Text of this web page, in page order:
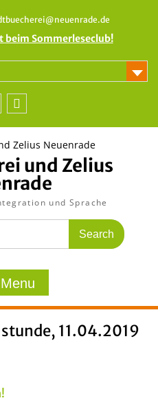
beim Sommerleseclub!
und Zelius
und Sprache
Menu
11.04.2019